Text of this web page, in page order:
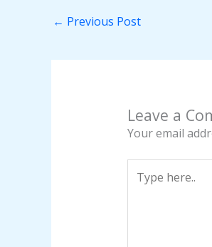
← Previous Post
Leave a
Your email
here..